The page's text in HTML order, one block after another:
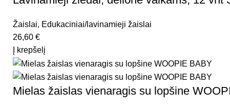
Žaislai, Edukaciniai/lavinamieji žaislai
26,60 €
Į krepšelį
Mielas žaislas vienaragis su lopšine